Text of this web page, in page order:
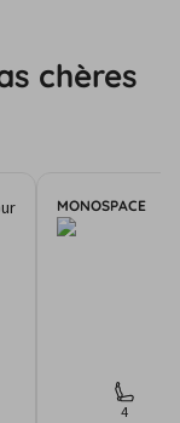
chères
MONOSPACE
4